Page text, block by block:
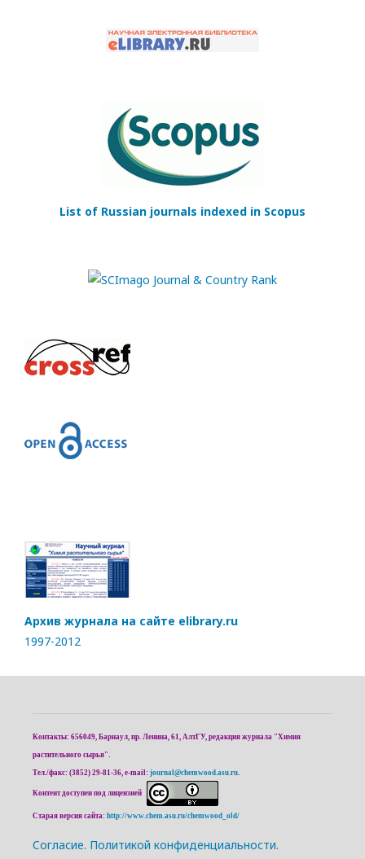
List of Russian journals indexed in Scopus
Архив журнала на сайте elibrary.ru
1997-2012
Контакты: 656049, Барнаул, пр. Ленина, 61, АлтГУ, редакция журнала "Химия
растительного сырья".
Тел./факс: (3852) 29-81-36, e-mail: journal@chemwood.asu.ru.
Контент доступен под лицензией
Старая версия сайта: http://www.chem.asu.ru/chemwood_old/
Cогласие. Политикой конфиденциальности.